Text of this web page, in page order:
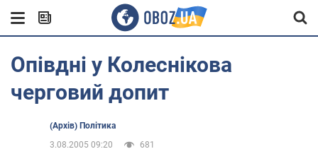
Опівдні у Колеснікова
черговий допит
(Архів) Політика
3.08.2005 09:20
681